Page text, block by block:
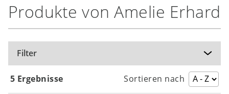
Produkte von Amelie Erhard
Filter
5 Ergebnisse Sortieren nach